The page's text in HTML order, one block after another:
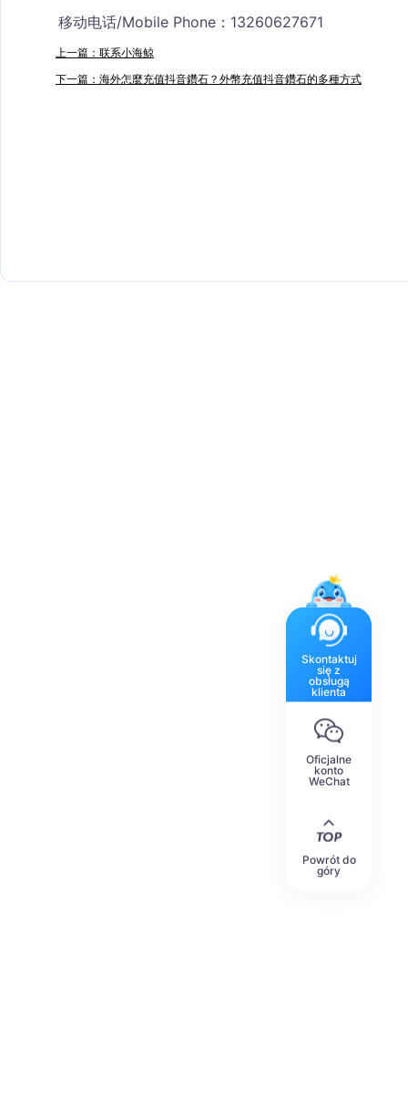
移动电话/Mobile Phone：13260627671
上一篇：联系小海鲸
下一篇：海外怎麼充值抖音鑽石？外幣充值抖音鑽石的多種方式
Skontaktuj
się z
obsługą
klienta
Oficjalne
konto
WeChat
Powrót do
góry